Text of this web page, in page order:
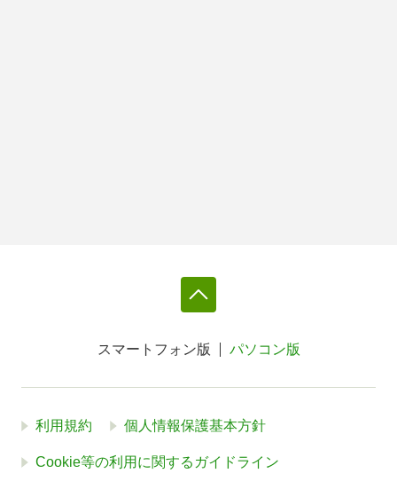
スマートフォン版 パソコン版
利用規約 個人情報保護基本方針
Cookie等の利用に関するガイドライン